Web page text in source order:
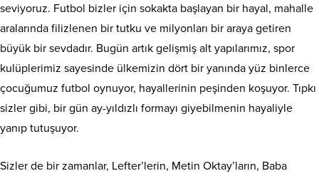
seviyoruz. Futbol bizler için sokakta başlayan bir hayal, mahalle
aralarında filizlenen bir tutku ve milyonları bir araya getiren
büyük bir sevdadır. Bugün artık gelişmiş alt yapılarımız, spor
kulüplerimiz sayesinde ülkemizin dört bir yanında yüz binlerce
çocuğumuz futbol oynuyor, hayallerinin peşinden koşuyor. Tıpkı
sizler gibi, bir gün ay-yıldızlı formayı giyebilmenin hayaliyle
yanıp tutuşuyor.
Sizler de bir zamanlar, Lefter’lerin, Metin Oktay’ların, Baba